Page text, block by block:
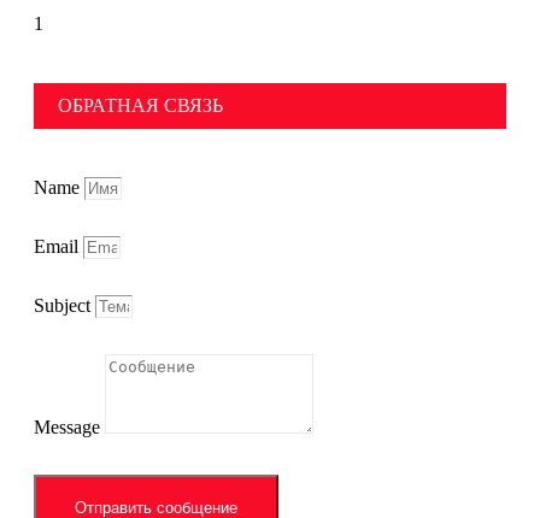
ОБРАТНАЯ СВЯЗЬ
Name
Email
Subject
Message
Отправить сообщение